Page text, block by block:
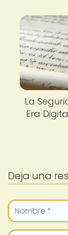
La
Era
Deja una